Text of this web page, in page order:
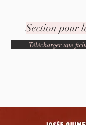
Section pour
Télécharger une